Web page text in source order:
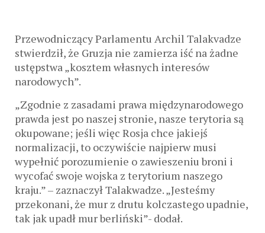
Przewodniczący Parlamentu Archil Talakvadze
stwierdził, że Gruzja nie zamierza iść na żadne
ustępstwa „kosztem własnych interesów
narodowych”.
„Zgodnie z zasadami prawa międzynarodowego
prawda jest po naszej stronie, nasze terytoria są
okupowane; jeśli więc Rosja chce jakiejś
normalizacji, to oczywiście najpierw musi
wypełnić porozumienie o zawieszeniu broni i
wycofać swoje wojska z terytorium naszego
kraju.” – zaznaczył Talakwadze. „Jesteśmy
przekonani, że mur z drutu kolczastego upadnie,
tak jak upadł mur berliński”- dodał.